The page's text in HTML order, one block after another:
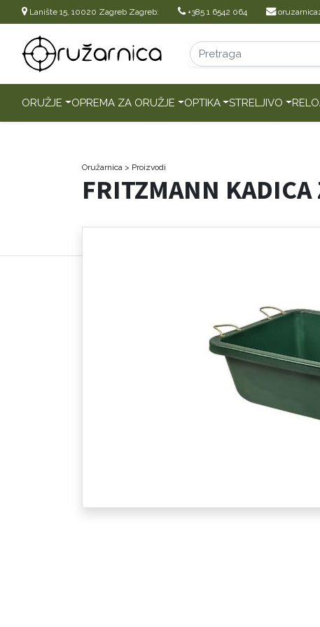
Lanište 15, 10020 Zagreb Zagreb: +385 1 6542 064
ORUŽJE OPREMA ZA ORUŽJE OPTIKA STRELJIVO
Oružarnica > Proizvodi
FRITZMANN KADICA